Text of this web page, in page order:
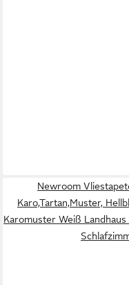
Newroom
Karo,Tartan,Muster,
Karomuster Weiß